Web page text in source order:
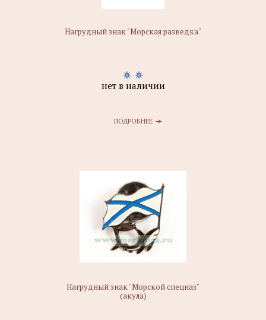
Нагрудный знак "Морская разведка"
нет в наличии
ПОДРОБНЕЕ
Нагрудный знак "Морской спецназ"
(акула)